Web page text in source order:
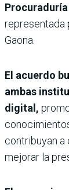
Procuraduría
representada
Gaona.
El acuerdo
ambas
digital,
contribuyan
mejorar la